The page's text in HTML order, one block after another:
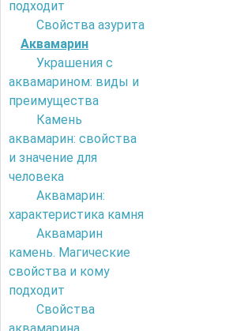
подходит
Свойства азурита
Аквамарин
Украшения с
аквамарином: виды и
преимущества
Камень
аквамарин: свойства
и значение для
человека
Аквамарин:
характеристика камня
Аквамарин
камень. Магические
свойства и кому
подходит
Свойства
аквамарина